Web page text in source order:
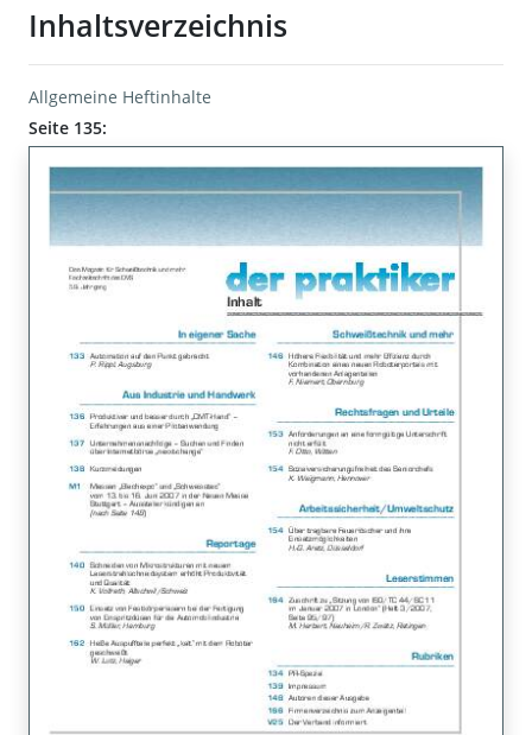
Inhaltsverzeichnis
Allgemeine Heftinhalte
Seite 135: